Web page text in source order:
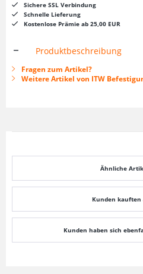
Sichere SSL Verbindung
Schnelle Lieferung
Kostenlose Prämie ab 25,00 EUR
Produktbeschreibung
Fragen zum Artikel?
Weitere Artikel von ITW
Ähnliche
Kunden kauften
Kunden haben sich